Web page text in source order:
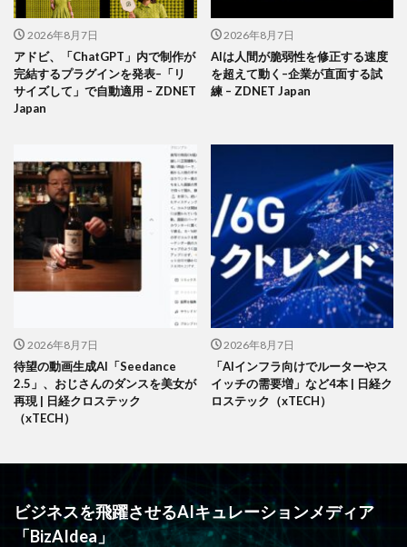
2026年8月7日
アドビ、「ChatGPT」内で制作が
完結するプラグインを発表–「リ
サイズして」で自動適用 – ZDNET
Japan
2026年8月7日
AIは人間が脆弱性を修正する速度
を超えて動く–企業が直面する試
練 – ZDNET Japan
2026年8月7日
待望の動画生成AI「Seedance
2.5」、おじさんのダンスを美女が
再現 | 日経クロステック
（xTECH）
2026年8月7日
「AIインフラ向けでルーターやス
イッチの需要増」など4本 | 日経ク
ロステック（xTECH）
ビジネスを飛躍させるAIキュレーションメディア
「BizAIdea」